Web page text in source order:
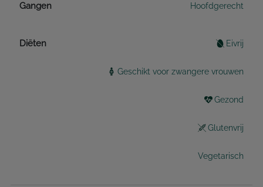
Gangen Hoofdgerecht
Diëten Eivrij
Geschikt voor zwangere vrouwen
Gezond
Glutenvrij
Vegetarisch